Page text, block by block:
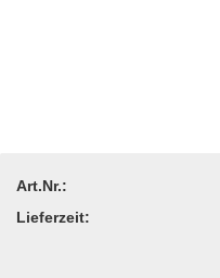
Art.Nr.:
Lieferzeit: